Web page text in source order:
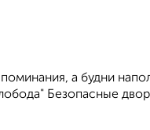
а будни
Безопасные